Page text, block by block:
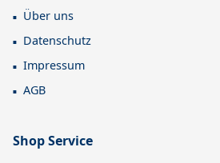
Über uns
Datenschutz
Impressum
AGB
Shop Service